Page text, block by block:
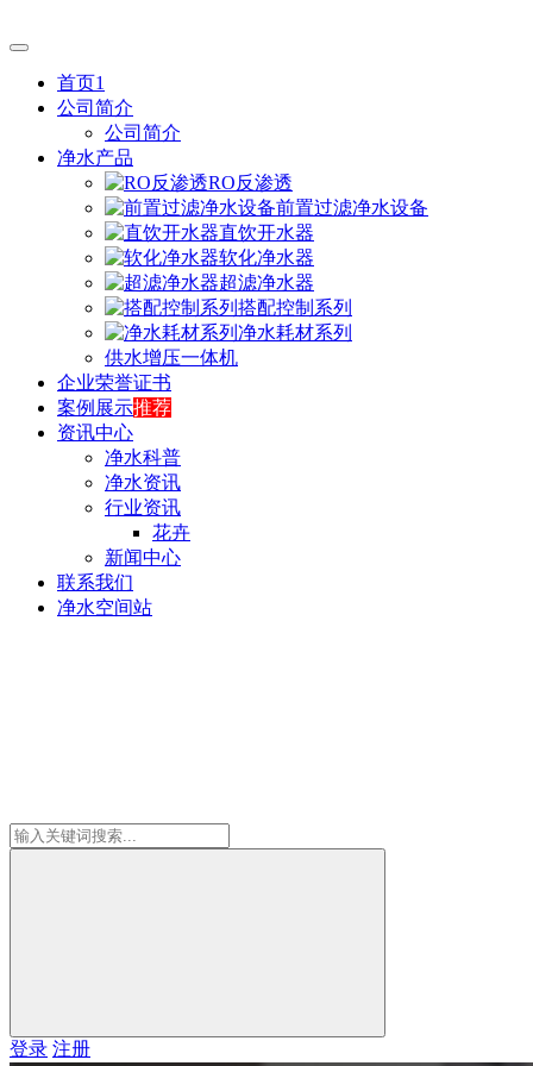
首页1
公司简介
公司简介
净水产品
RO反渗透
前置过滤净水设备
直饮开水器
软化净水器
超滤净水器
搭配控制系列
净水耗材系列
供水增压一体机
企业荣誉证书
案例展示推荐
资讯中心
净水科普
净水资讯
行业资讯
花卉
新闻中心
联系我们
净水空间站
登录 注册